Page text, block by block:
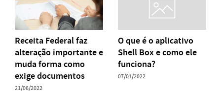
Receita Federal faz
alteração importante e
muda forma como
exige documentos
21/06/2022
O que é o aplicativo
Shell Box e como ele
funciona?
07/01/2022